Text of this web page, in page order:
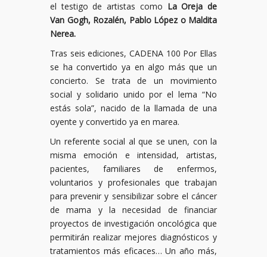
el testigo de artistas como La Oreja de
Van Gogh, Rozalén, Pablo López o Maldita
Nerea.
Tras seis ediciones, CADENA 100 Por Ellas
se ha convertido ya en algo más que un
concierto. Se trata de un movimiento
social y solidario unido por el lema “No
estás sola”, nacido de la llamada de una
oyente y convertido ya en marea.
Un referente social al que se unen, con la
misma emoción e intensidad, artistas,
pacientes, familiares de enfermos,
voluntarios y profesionales que trabajan
para prevenir y sensibilizar sobre el cáncer
de mama y la necesidad de financiar
proyectos de investigación oncológica que
permitirán realizar mejores diagnósticos y
tratamientos más eficaces… Un año más,